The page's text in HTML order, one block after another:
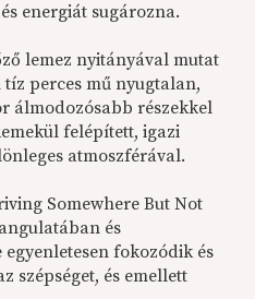
energiát sugározna.
lemez nyitányával mutat
perces mű nyugtalan,
álmodozósabb részekkel
felépített, igazi
atmoszférával.
Somewhere But Not
és
fokozódik és
szépséget, és emellett